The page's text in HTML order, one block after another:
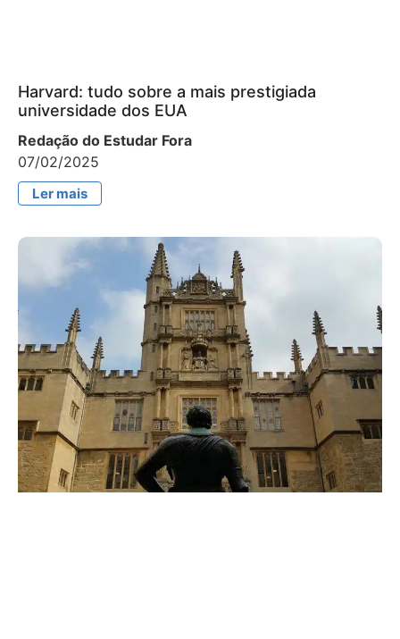
Harvard: tudo sobre a mais prestigiada
universidade dos EUA
Redação do Estudar Fora
07/02/2025
Ler mais